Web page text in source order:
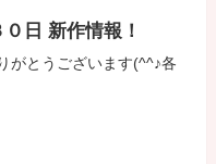
日 新作情報！
がとうございます(^^♪各